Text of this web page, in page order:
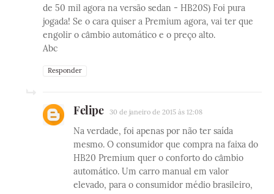
de 50 mil agora na versão sedan - HB20S) Foi pura
jogada! Se o cara quiser a Premium agora, vai ter que
engolir o câmbio automático e o preço alto.
Abc
Responder
Felipe 30 de janeiro de 2015 às 12:08
Na verdade, foi apenas por não ter saída
mesmo. O consumidor que compra na faixa do
HB20 Premium quer o conforto do câmbio
automático. Um carro manual em valor
elevado, para o consumidor médio brasileiro,